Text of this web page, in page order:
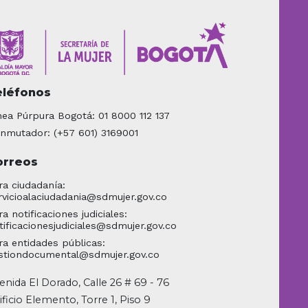
Púrpura Bogotá: 01 8000 112 137
(+57 601) 3169001
ciudadanía:
notificaciones judiciales:
entidades públicas:
El Dorado, Calle 26 # 69 - 76
Elemento, Torre 1, Piso 9